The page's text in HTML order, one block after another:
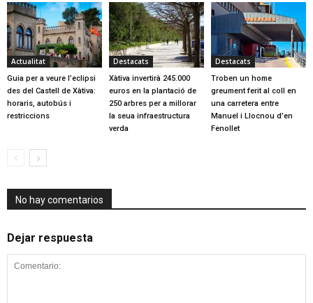
Actualitat
Guia per a veure l’eclipsi
des del Castell de Xàtiva:
horaris, autobús i
restriccions
Destacats
Xàtiva invertirà 245.000
euros en la plantació de
250 arbres per a millorar
la seua infraestructura
verda
Destacats
Troben un home
greument ferit al coll en
una carretera entre
Manuel i Llocnou d’en
Fenollet
No hay comentarios
Dejar respuesta